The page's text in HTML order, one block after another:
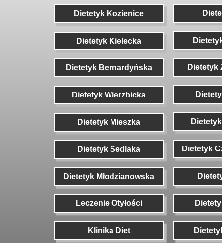
Dietetyk Kielecka
Dietetyk Kozienice
Dietetyk Kozienice
Klinika Diet
Leczenie Otyłości
Dietetyk Młodzianowska
Dietetyk
Dietetyk Sedlaka
Dietetyk Mieszka
Dietetyk Wierzbicka
Dietetyk
Dietetyk Bernardyńska